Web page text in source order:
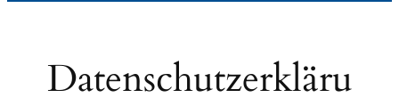
Datenschutzerkläru